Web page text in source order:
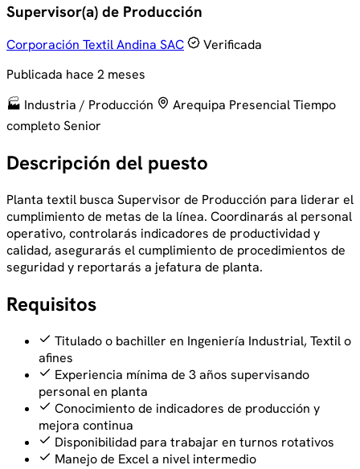
Supervisor(a) de Producción
Corporación Textil Andina SAC
Verificada
Publicada hace 2 meses
🏭 Industria / Producción
Arequipa PresencialTiempo
completoSenior
Descripción del puesto
Planta textil busca Supervisor de Producción para liderar el
cumplimiento de metas de la línea. Coordinarás al personal
operativo, controlarás indicadores de productividad y
calidad, asegurarás el cumplimiento de procedimientos de
seguridad y reportarás a jefatura de planta.
Requisitos
Titulado o bachiller en Ingeniería Industrial, Textil o
afines
Experiencia mínima de 3 años supervisando
personal en planta
Conocimiento de indicadores de producción y
mejora continua
Disponibilidad para trabajar en turnos rotativos
Manejo de Excel a nivel intermedio